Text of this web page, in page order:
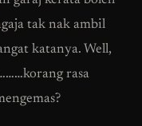
tak nak ambil
katanya. Well,
rasa